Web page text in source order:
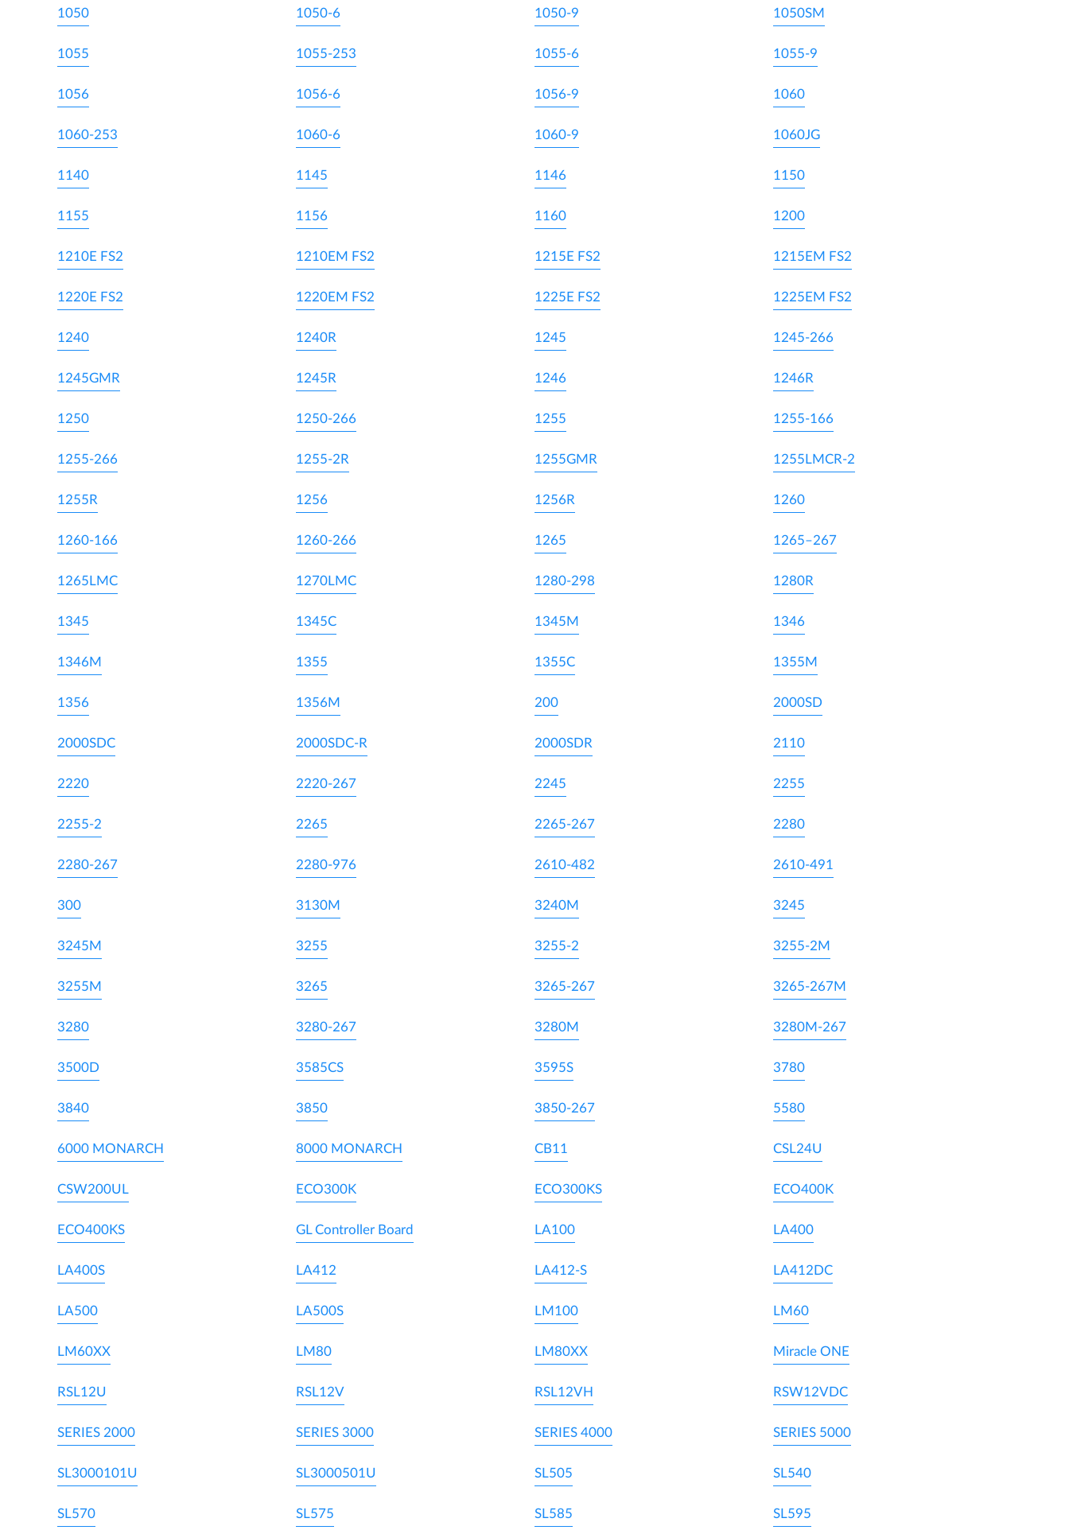
1050 1050-6 1050-9 1050SM
1055 1055-253 1055-6 1055-9
1056 1056-6 1056-9 1060
1060-253 1060-6 1060-9 1060JG
1140 1145 1146 1150
1155 1156 1160 1200
1210E FS2 1210EM FS2 1215E FS2 1215EM FS2
1220E FS2 1220EM FS2 1225E FS2 1225EM FS2
1240 1240R 1245 1245-266
1245GMR 1245R 1246 1246R
1250 1250-266 1255 1255-166
1255-266 1255-2R 1255GMR 1255LMCR-2
1255R 1256 1256R 1260
1260-166 1260-266 1265 1265–267
1265LMC 1270LMC 1280-298 1280R
1345 1345C 1345M 1346
1346M 1355 1355C 1355M
1356 1356M 200 2000SD
2000SDC 2000SDC-R 2000SDR 2110
2220 2220-267 2245 2255
2255-2 2265 2265-267 2280
2280-267 2280-976 2610-482 2610-491
300 3130M 3240M 3245
3245M 3255 3255-2 3255-2M
3255M 3265 3265-267 3265-267M
3280 3280-267 3280M 3280M-267
3500D 3585CS 3595S 3780
3840 3850 3850-267 5580
6000 MONARCH 8000 MONARCH CB11 CSL24U
CSW200UL ECO300K ECO300KS ECO400K
ECO400KS GL Controller Board LA100 LA400
LA400S LA412 LA412-S LA412DC
LA500 LA500S LM100 LM60
LM60XX LM80 LM80XX Miracle ONE
RSL12U RSL12V RSL12VH RSW12VDC
SERIES 2000 SERIES 3000 SERIES 4000 SERIES 5000
SL3000101U SL3000501U SL505 SL540
SL570 SL575 SL585 SL595